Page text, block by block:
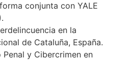
conjunta con YALE
en la
de Cataluña, España.
y Cibercrimen en